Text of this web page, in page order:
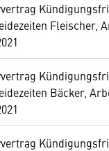
Fleischer,
Bäcker,